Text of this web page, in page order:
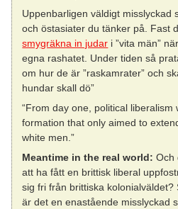
Uppenbarligen väldigt misslyckad
och östasiater du tänker på. Fast
smygräkna in judar i ”vita män”
egna rashatet. Under tiden så
om hur de är ”raskamrater” och
hundar skall dö”
“From day one, political liberalism
formation that only aimed to
white men.”
Meantime in the real world: Och
att ha fått en brittisk liberal
sig fri från brittiska
är det en enastående misslyckad